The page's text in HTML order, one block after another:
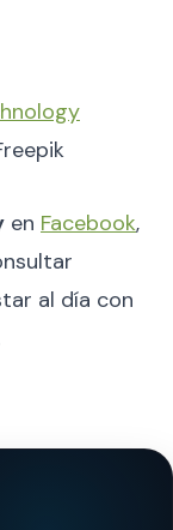
en Facebook,
al día con